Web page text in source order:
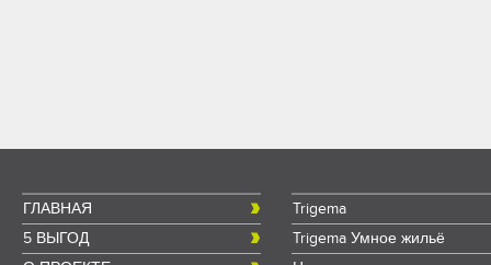
ГЛАВНАЯ
5 ВЫГОД
Trigema
Trigema Умное жильё